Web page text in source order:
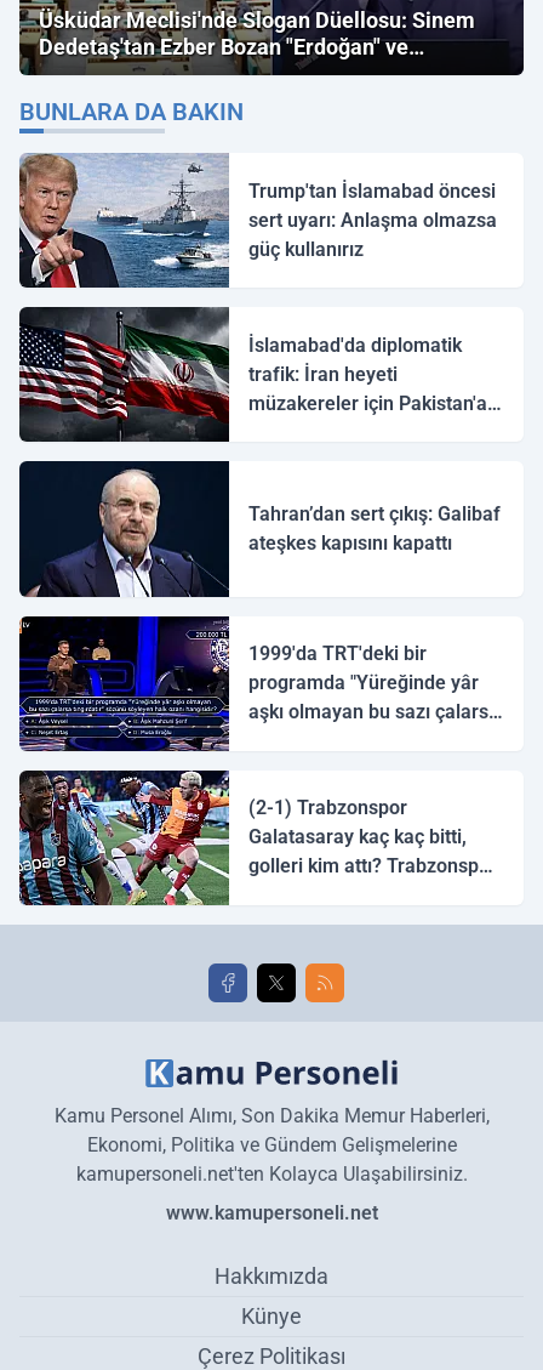
Üsküdar Meclisi'nde Slogan Düellosu: Sinem
Dedetaş'tan Ezber Bozan "Erdoğan" ve
"İmamoğlu" Çıkışı!
BUNLARA DA BAKIN
Trump'tan İslamabad öncesi
sert uyarı: Anlaşma olmazsa
güç kullanırız
İslamabad'da diplomatik
trafik: İran heyeti
müzakereler için Pakistan'a
Tahran’dan sert çıkış: Galibaf
ateşkes kapısını kapattı
1999'da TRT'deki bir
programda "Yüreğinde yâr
aşkı olmayan bu sazı çalarsa
(2-1) Trabzonspor
Galatasaray kaç kaç bitti,
golleri kim attı? Trabzonspor
golleri!
Kamu Personel Alımı, Son Dakika Memur Haberleri,
Ekonomi, Politika ve Gündem Gelişmelerine
kamupersoneli.net'ten Kolayca Ulaşabilirsiniz.
www.kamupersoneli.net
Hakkımızda
Künye
Çerez Politikası